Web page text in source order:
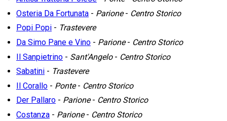
Osteria Da Fortunata - Parione- Centro Storico
Popi Popi - Trastevere
Da Simo Pane e Vino - Parione- Centro Storico
Il Sanpietrino - Sant'Angelo- Centro Storico
Sabatini - Trastevere
Il Corallo - Ponte- Centro Storico
Der Pallaro - Parione- Centro Storico
Costanza - Parione- Centro Storico